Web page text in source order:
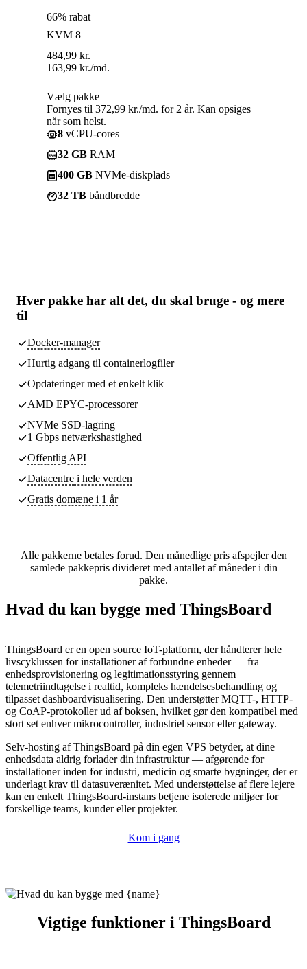
66% rabat
KVM 8
484,99 kr.
163,99 kr./md.
Vælg pakke
Fornyes til 372,99 kr./md. for 2 år. Kan opsiges
når som helst.
8 vCPU-cores
32 GB RAM
400 GB NVMe-diskplads
32 TB båndbredde
Hver pakke har alt det, du skal bruge - og mere
til
Docker-manager
Hurtig adgang til containerlogfiler
Opdateringer med et enkelt klik
AMD EPYC-processorer
NVMe SSD-lagring
1 Gbps netværkshastighed
Offentlig API
Datacentre i hele verden
Gratis domæne i 1 år
Alle pakkerne betales forud. Den månedlige pris afspejler den
samlede pakkepris divideret med antallet af måneder i din
pakke.
Hvad du kan bygge med ThingsBoard
ThingsBoard er en open source IoT-platform, der håndterer hele
livscyklussen for installationer af forbundne enheder — fra
enhedsprovisionering og legitimationsstyring gennem
telemetriindtagelse i realtid, kompleks hændelsesbehandling og
tilpasset dashboardvisualisering. Den understøtter MQTT-, HTTP-
og CoAP-protokoller ud af boksen, hvilket gør den kompatibel med
stort set enhver mikrocontroller, industriel sensor eller gateway.
Selv-hosting af ThingsBoard på din egen VPS betyder, at dine
enhedsdata aldrig forlader din infrastruktur — afgørende for
installationer inden for industri, medicin og smarte bygninger, der er
underlagt krav til datasuverænitet. Med understøttelse af flere lejere
kan en enkelt ThingsBoard-instans betjene isolerede miljøer for
forskellige teams, kunder eller projekter.
Kom i gang
Vigtige funktioner i ThingsBoard